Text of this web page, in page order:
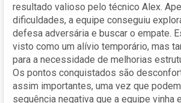
resultado valioso pelo técnico Alex.
dificuldades, a equipe conseguiu
defesa adversária e buscar o empate.
visto como um alívio temporário, mas
para a necessidade de melhorias
Os pontos conquistados são
assim importantes, uma vez que
sequência negativa que a equipe vinha